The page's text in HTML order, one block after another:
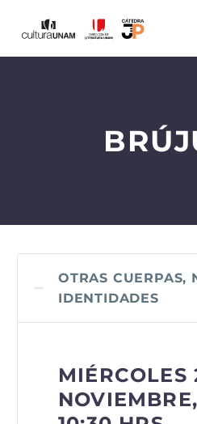
OTRAS CUERPAS,
IDENTIDADES
MIÉRCOLES